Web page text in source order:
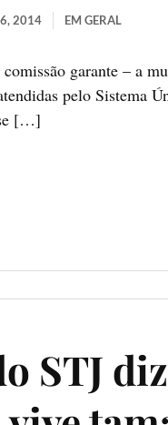
2014 EM GERAL
garante – a
atendidas
[…]
STJ